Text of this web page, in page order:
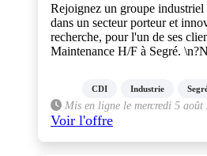
Rejoignez un groupe industriel
dans un secteur porteur et
recherche, pour l'un de ses
Maintenance H/F à Segré.
CDI Industrie
Mis en ligne le mercredi 5 août
Voir l'offre